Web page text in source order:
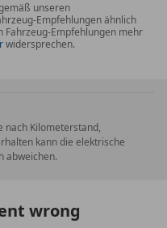
unseren
Empfehlungen ähnlich
Fahrzeug-Empfehlungen mehr
widersprechen.
nach Kilometerstand,
kann die elektrische
abweichen.
wrong